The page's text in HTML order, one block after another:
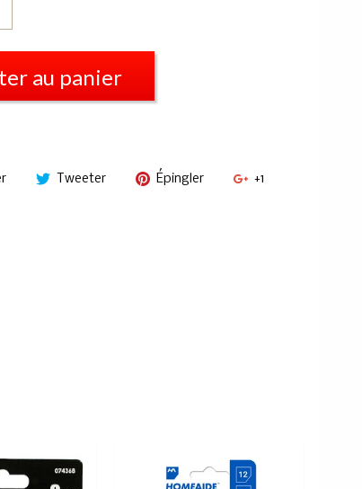
au panier
Tweeter Épingler +1